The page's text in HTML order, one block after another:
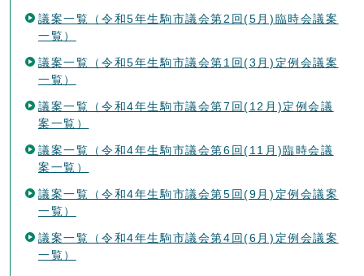
議案一覧（令和5年生駒市議会第2回(5月)臨時会議案
一覧）
議案一覧（令和5年生駒市議会第1回(3月)定例会議案
一覧）
議案一覧（令和4年生駒市議会第7回(12月)定例会議
案一覧）
議案一覧（令和4年生駒市議会第6回(11月)臨時会議
案一覧）
議案一覧（令和4年生駒市議会第5回(9月)定例会議案
一覧）
議案一覧（令和4年生駒市議会第4回(6月)定例会議案
一覧）